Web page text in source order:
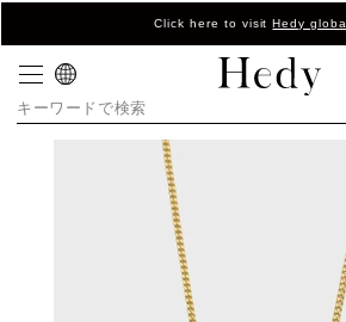
Click here to visitHedy